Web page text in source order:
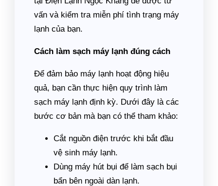
vấn và kiểm tra miễn phí tình trạng máy
lạnh của bạn.
Cách làm sạch máy lạnh đúng cách
Để đảm bảo máy lạnh hoạt động hiệu
quả, bạn cần thực hiện quy trình làm
sạch máy lạnh định kỳ. Dưới đây là các
bước cơ bản mà bạn có thể tham khảo:
Cắt nguồn điện trước khi bắt đầu
vệ sinh máy lạnh.
Dùng máy hút bụi để làm sạch bụi
bẩn bên ngoài dàn lạnh.